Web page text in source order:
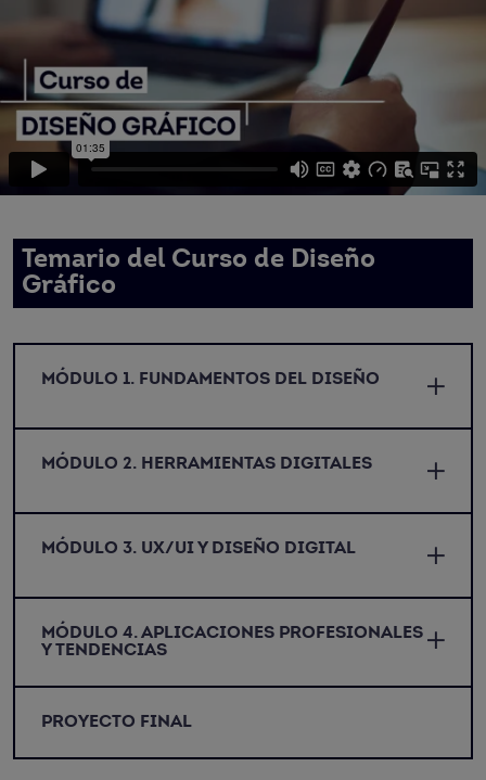
Temario del Curso de Diseño
Gráfico
MÓDULO 1. FUNDAMENTOS DEL DISEÑO
MÓDULO 2. HERRAMIENTAS DIGITALES
MÓDULO 3. UX/UI Y DISEÑO DIGITAL
MÓDULO 4. APLICACIONES PROFESIONALES
Y TENDENCIAS
PROYECTO FINAL